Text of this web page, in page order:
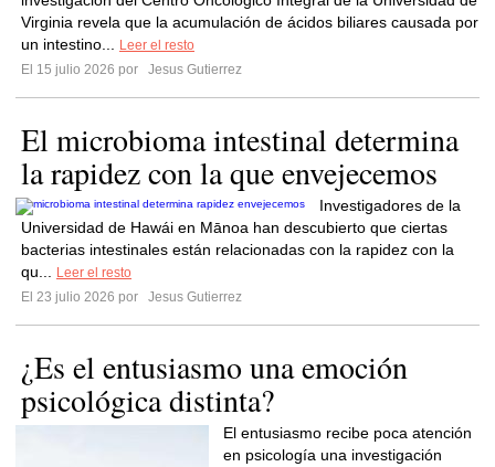
Virginia revela que la acumulación de ácidos biliares causada por
un intestino...
Leer el resto
El 15 julio 2026 por
Jesus Gutierrez
El microbioma intestinal determina
la rapidez con la que envejecemos
Investigadores de la
Universidad de Hawái en Mānoa han descubierto que ciertas
bacterias intestinales están relacionadas con la rapidez con la
qu...
Leer el resto
El 23 julio 2026 por
Jesus Gutierrez
¿Es el entusiasmo una emoción
psicológica distinta?
El entusiasmo recibe poca atención
en psicología una investigación